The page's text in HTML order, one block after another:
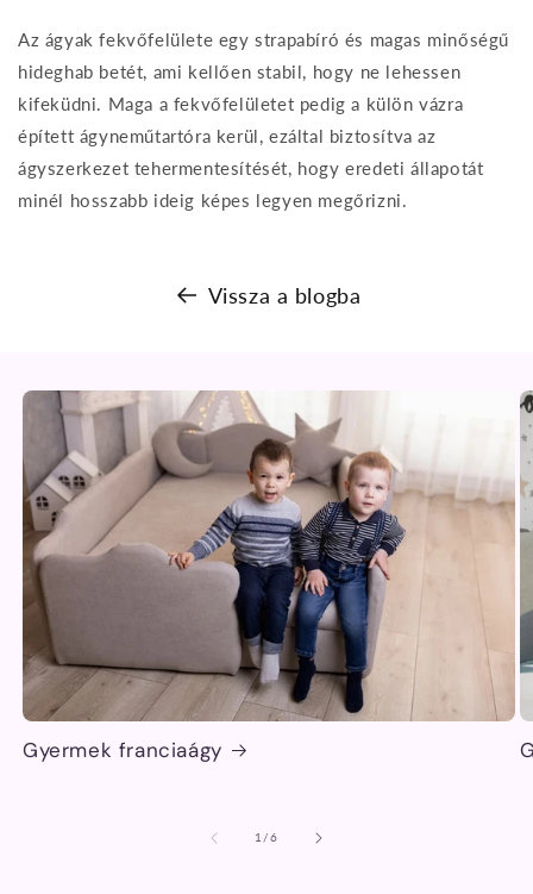
Az ágyak fekvőfelülete egy strapabíró és magas minőségű
hideghab betét, ami kellően stabil, hogy ne lehessen
kifeküdni. Maga a fekvőfelületet pedig a külön vázra
épített ágyneműtartóra kerül, ezáltal biztosítva az
ágyszerkezet tehermentesítését, hogy eredeti állapotát
minél hosszabb ideig képes legyen megőrizni.
Vissza a blogba
Gyermek franciaágy
1 //6